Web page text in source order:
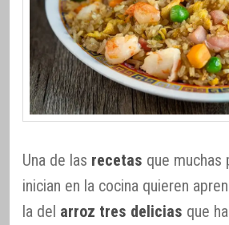
Una de las recetas que muchas
inician en la cocina quieren
la del arroz tres delicias que